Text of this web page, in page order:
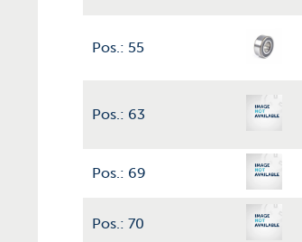
Pos.: 55
Pos.: 63
Pos.: 69
Pos.: 70